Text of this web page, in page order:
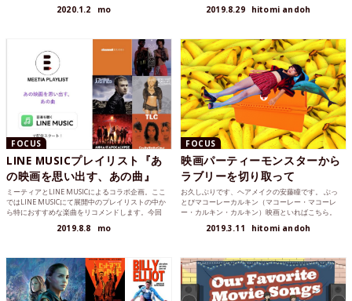
ら初見の作品も楽しみたい！ という方のため
2020.1.2 mo 2019.8.29 hitomi andoh
FOCUS
LINE MUSICプレイリスト『あ
の映画を思い出す、あの曲』
ミーティアとLINE MUSICによるコラボ企画。ここ
ではLINE MUSICにて展開中のプレイリストの中か
ら特におすすめな楽曲をリコメンドします。今回
気に入りの映画を彩る、大好きな曲をたっぷりセ
2019.8.8 mo
FOCUS
映画パーティーモンスターから
ラブリーを切り取って
お久しぶりです、ヘアメイクの安藤瞳です。 ぶっ
とびマコーレーカルキン（マコーレー・マコーレ
ー・カルキン・カルキン）映画といればこちら。
2019.3.11 hitomi andoh